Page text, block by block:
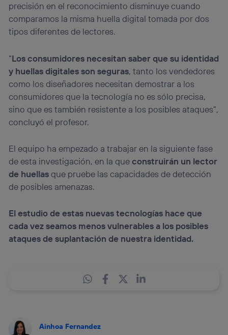
precisión en el reconocimiento disminuye cuando
comparamos la misma huella digital tomada por dos
tipos diferentes de lectores.
“Los consumidores necesitan saber que su identidad
y huellas digitales son seguras, tanto los vendedores
como los diseñadores necesitan demostrar a los
consumidores que la tecnología no es sólo precisa,
sino que es también resistente a los posibles ataques”,
concluyó el profesor.
El equipo ha empezado a trabajar en la siguiente fase
de esta investigación, en la queconstruirán un lector
de huellasque pruebe las capacidades de detección
de posibles amenazas.
El estudio de estas nuevas tecnologías hace que
cada vez seamos menos vulnerables a los posibles
ataques de suplantación de nuestra identidad.
Ainhoa Fernandez